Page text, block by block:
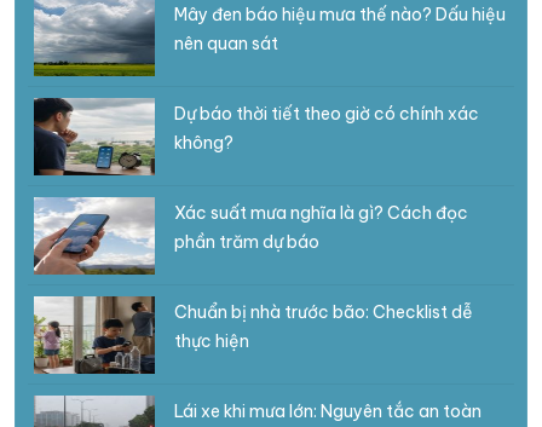
Mây đen báo hiệu mưa thế nào? Dấu hiệu
nên quan sát
Dự báo thời tiết theo giờ có chính xác
không?
Xác suất mưa nghĩa là gì? Cách đọc
phần trăm dự báo
Chuẩn bị nhà trước bão: Checklist dễ
thực hiện
Lái xe khi mưa lớn: Nguyên tắc an toàn